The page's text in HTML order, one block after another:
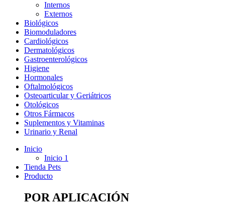
Internos
Externos
Biológicos
Biomoduladores
Cardiológicos
Dermatológicos
Gastroenterológicos
Higiene
Hormonales
Oftalmológicos
Osteoarticular y Geriátricos
Otológicos
Otros Fármacos
Suplementos y Vitaminas
Urinario y Renal
Inicio
Inicio 1
Tienda Pets
Producto
POR APLICACIÓN